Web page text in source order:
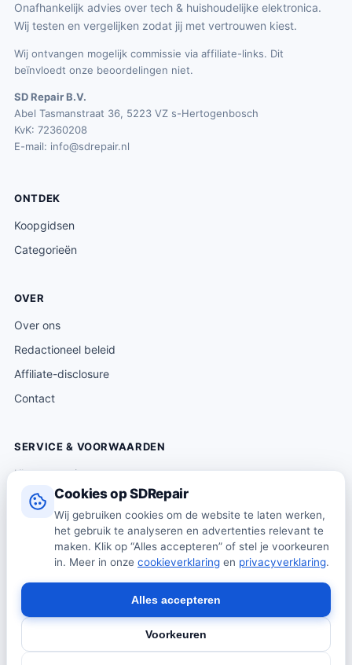
Cookies op SDRepair
Wij gebruiken cookies om de website te laten werken,
het gebruik te analyseren en advertenties relevant te
maken. Klik op “Alles accepteren” of stel je voorkeuren
in. Meer in onze cookieverklaring en privacyverklaring.
Voorkeuren
Alles accepteren
Onafhankelijk advies over tech & huishoudelijke elektronica.
Wij testen en vergelijken zodat jij met vertrouwen kiest.
Wij ontvangen mogelijk commissie via affiliate-links. Dit
beïnvloedt onze beoordelingen niet.
SD Repair B.V.
Abel Tasmanstraat 36, 5223 VZ s-Hertogenbosch
KvK: 72360208
E-mail: info@sdrepair.nl
ONTDEK
Koopgidsen
Categorieën
OVER
Over ons
Redactioneel beleid
Affiliate-disclosure
Contact
SERVICE & VOORWAARDEN
Klantenservice
Verzending & levering
Retourneren
Algemene voorwaarden